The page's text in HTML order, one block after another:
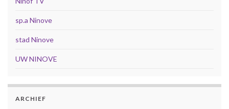
sp.a Ninove
stad Ninove
UW NINOVE
ARCHIEF